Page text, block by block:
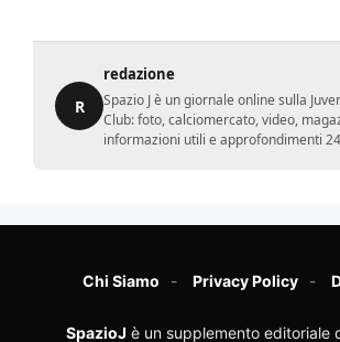
R
redazione
Spazio J è un giornale online sulla
Club: foto, calciomercato, video,
informazioni utili e approfondimenti
Chi Siamo Privacy Policy
SpazioJ è un supplemento editoriale